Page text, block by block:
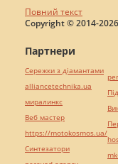
Повний текст
Copyright © 2014-
Партнери
Сережки з діамантами
alliancetechnika.ua
миралинкс
Веб мастер
https://motokosmos.ua/
Синтезатори